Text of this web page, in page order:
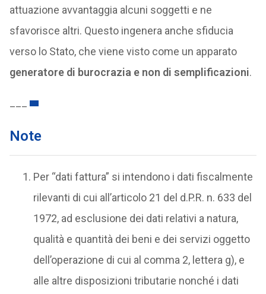
attuazione avvantaggia alcuni soggetti e ne
sfavorisce altri. Questo ingenera anche sfiducia
verso lo Stato, che viene visto come un apparato
generatore di burocrazia e non di semplificazioni.
Note
Per “dati fattura” si intendono i dati fiscalmente
rilevanti di cui all’articolo 21 del d.P.R. n. 633 del
1972, ad esclusione dei dati relativi a natura,
qualità e quantità dei beni e dei servizi oggetto
dell’operazione di cui al comma 2, lettera g), e
alle altre disposizioni tributarie nonché i dati